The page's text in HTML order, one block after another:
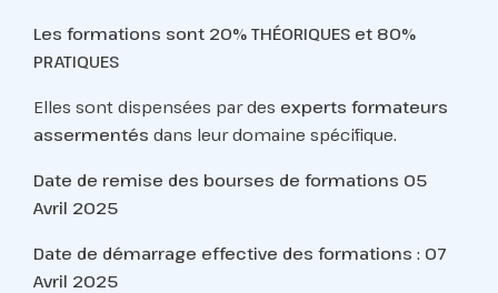
Les formations sont 20% THÉORIQUES et 80%
PRATIQUES
Elles sont dispensées par des experts formateurs
assermentés dans leur domaine spécifique.
Date de remise des bourses de formations 05
Avril 2025
Date de démarrage effective des formations : 07
Avril 2025